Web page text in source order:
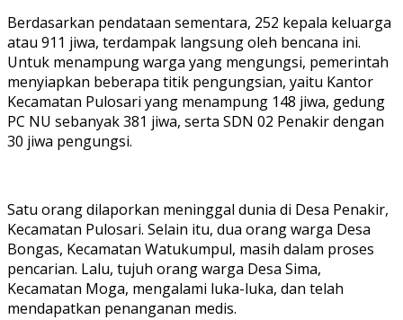
Berdasarkan pendataan sementara, 252 kepala keluarga
atau 911 jiwa, terdampak langsung oleh bencana ini.
Untuk menampung warga yang mengungsi, pemerintah
menyiapkan beberapa titik pengungsian, yaitu Kantor
Kecamatan Pulosari yang menampung 148 jiwa, gedung
PC NU sebanyak 381 jiwa, serta SDN 02 Penakir dengan
30 jiwa pengungsi.
Satu orang dilaporkan meninggal dunia di Desa Penakir,
Kecamatan Pulosari. Selain itu, dua orang warga Desa
Bongas, Kecamatan Watukumpul, masih dalam proses
pencarian. Lalu, tujuh orang warga Desa Sima,
Kecamatan Moga, mengalami luka-luka, dan telah
mendapatkan penanganan medis.